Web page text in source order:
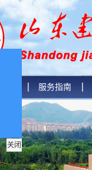
服务指南
关闭